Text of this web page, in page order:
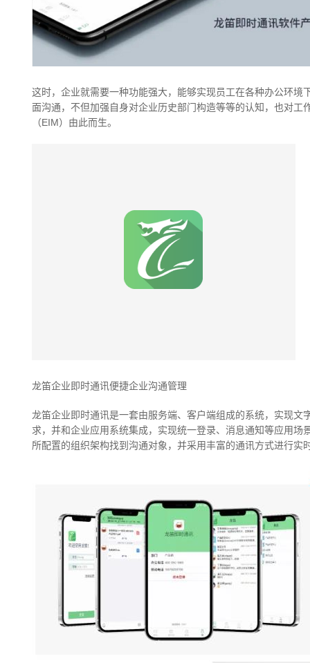
这时，企业就需要一种功能强大，能够实现员工在各种办公环
面沟通，不但加强自身对企业历史部门构造等等的认知，也对
（EIM）由此而生。
龙笛企业即时通讯便捷企业沟通管理
龙笛企业即时通讯是一套由服务端、客户端组成的系统，实现
求，并和企业应用系统集成，实现统一登录、消息通知等应用
所配置的组织架构找到沟通对象，并采用丰富的通讯方式进行实